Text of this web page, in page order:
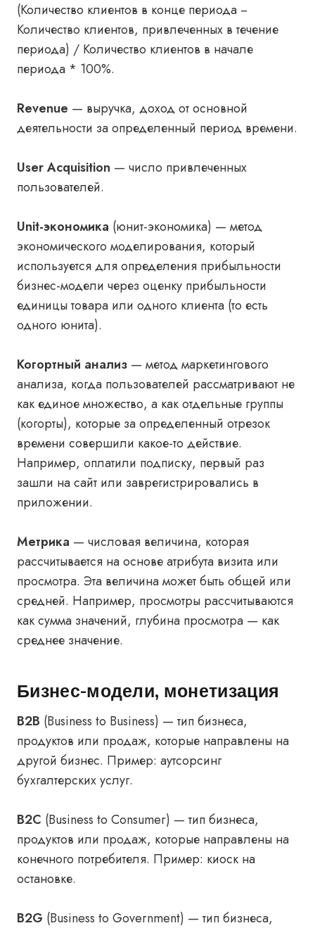
(Количество клиентов в конце периода −
Количество клиентов, привлеченных в течение
периода) / Количество клиентов в начале
периода * 100%.
Revenue — выручка, доход от основной
деятельности за определенный период времени.
User Acquisition — число привлеченных
пользователей.
Unit-экономика (юнит-экономика) — метод
экономического моделирования, который
используется для определения прибыльности
бизнес-модели через оценку прибыльности
единицы товара или одного клиента (то есть
одного юнита).
Когортный анализ — метод маркетингового
анализа, когда пользователей рассматривают не
как единое множество, а как отдельные группы
(когорты), которые за определенный отрезок
времени совершили какое-то действие.
Например, оплатили подписку, первый раз
зашли на сайт или заврегистрировались в
приложении.
Метрика — числовая величина, которая
рассчитывается на основе атрибута визита или
просмотра. Эта величина может быть общей или
средней. Например, просмотры рассчитываются
как сумма значений, глубина просмотра — как
среднее значение.
Бизнес-модели, монетизация
B2B (Business to Business) — тип бизнеса,
продуктов или продаж, которые направлены на
другой бизнес. Пример: аутсорсинг
бухгалтерских услуг.
B2C (Business to Consumer) — тип бизнеса,
продуктов или продаж, которые направлены на
конечного потребителя. Пример: киоск на
остановке.
B2G (Business to Government) — тип бизнеса,